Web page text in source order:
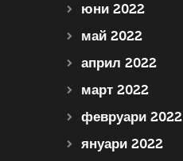
юни 2022
май 2022
април 2022
март 2022
февруари 2022
януари 2022